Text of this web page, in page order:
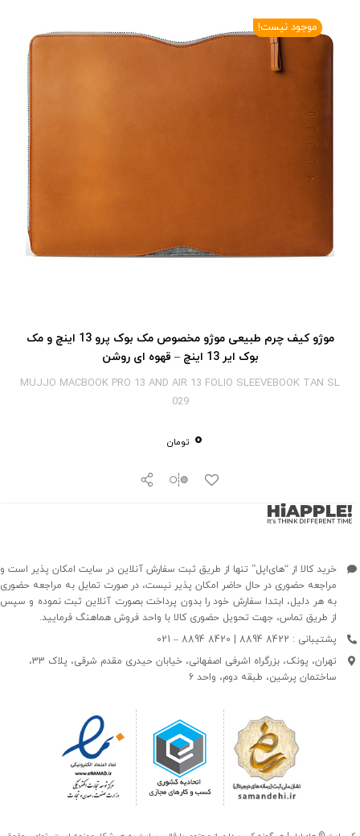
موجود نیست!
موژو کیف چرم طبیعی موژو مخصوص مک بوک پرو 13 اینچ و مک
بوک ایر 13 اینچ – قهوه ای روشن
MUJJO MACBOOK PRO 13 AND AIR 13 FOLIO SLEEVEBOOK TAN SL
029
0 تومان
خرید کالا از “های‌اپل” تنها از طریق ثبت سفارش آنلاین در سایت امکان پذیر است و
مراجعه حضوری در حال حاضر امکان پذیر نیست، در صورت تمایل به مراجعه حضوری
به هر دلیل، ابتدا سفارش خود را بدون پرداخت بصورت آنلاین ثبت نموده و سپس
از طریق تماس، جهت تحویل حضوری کالا با واحد فروش هماهنگ فرمایید.
پشتیبانی : 8422 8894 | 8420 8894 – 021
تهران، پونک، بزرگراه اشرفی اصفهانی، خیابان حیدری مقدم شرقی، پلاک 33،
ساختمان پرشین، طبقه دوم، واحد 6